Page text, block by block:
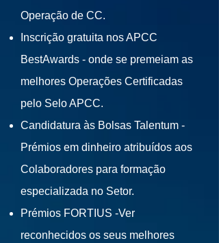
Operação de CC.
Inscrição gratuita nos APCC
BestAwards - onde se premeiam as
melhores Operações Certificadas
pelo Selo APCC.
Candidatura às Bolsas Talentum -
Prémios em dinheiro atribuídos aos
Colaboradores para formação
especializada no Setor.
Prémios FORTIUS -Ver
reconhecidos os seus melhores